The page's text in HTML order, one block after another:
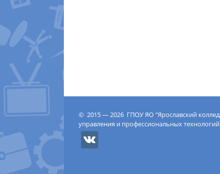
© 2015 — 2026 ГПОУ ЯО "Ярославский
управления и профессиональных